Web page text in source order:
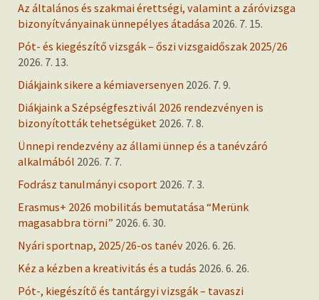
Az általános és szakmai érettségi, valamint a záróvizsga
bizonyítványainak ünnepélyes átadása 2026. 7. 15.
Pót- és kiegészítő vizsgák – őszi vizsgaidőszak 2025/26
2026. 7. 13.
Diákjaink sikere a kémiaversenyen 2026. 7. 9.
Diákjaink a Szépségfesztivál 2026 rendezvényen is
bizonyították tehetségüket 2026. 7. 8.
Ünnepi rendezvény az állami ünnep és a tanévzáró
alkalmából 2026. 7. 7.
Fodrász tanulmányi csoport 2026. 7. 3.
Erasmus+ 2026 mobilitás bemutatása “Merünk
magasabbra törni” 2026. 6. 30.
Nyári sportnap, 2025/26-os tanév 2026. 6. 26.
Kéz a kézben a kreativitás és a tudás 2026. 6. 26.
Pót-, kiegészítő és tantárgyi vizsgák – tavaszi